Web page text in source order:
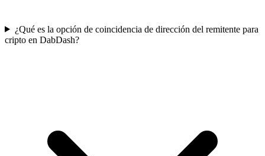
¿Qué es la opción de coincidencia de dirección del remitente para
cripto en DabDash?